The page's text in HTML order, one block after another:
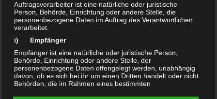
Lifestyle
Mag
Motivation
Motivation
Natur & Outdoor
Auftragsverarbeiter ist eine natürliche oder juristische
Person, Behörde, Einrichtung oder andere Stelle, die
personenbezogene Daten im Auftrag des Verantwortlichen
verarbeitet.
i) Empfänger
Empfänger ist eine natürliche oder juristische Person,
Behörde, Einrichtung oder andere Stelle, der
personenbezogene Daten offengelegt werden, unabhängig
davon, ob es sich bei ihr um einen Dritten handelt oder nicht.
Behörden, die im Rahmen eines bestimmten